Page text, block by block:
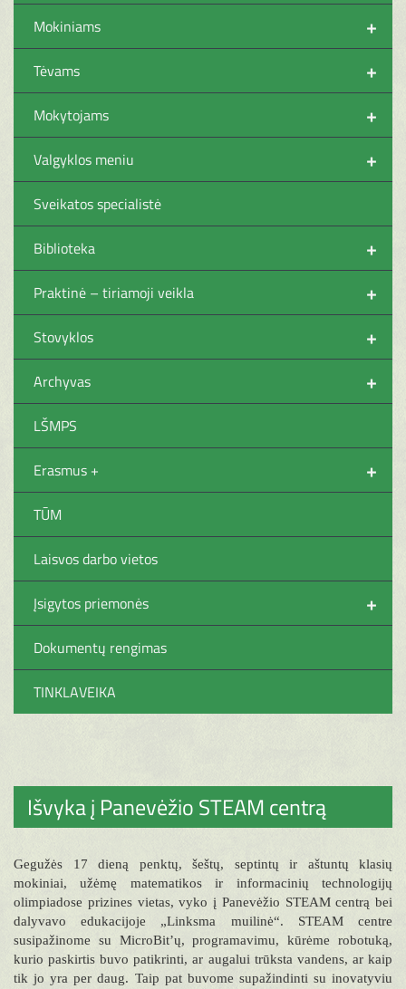
+
Mokiniams
+
Tėvams
+
Mokytojams
+
Valgyklos meniu
Sveikatos specialistė
+
Biblioteka
+
Praktinė – tiriamoji veikla
+
Stovyklos
+
Archyvas
LŠMPS
+
Erasmus +
TŪM
Laisvos darbo vietos
+
Įsigytos priemonės
Dokumentų rengimas
TINKLAVEIKA
Išvyka į Panevėžio STEAM centrą
Gegužės 17 dieną penktų, šeštų, septintų ir aštuntų klasių
mokiniai, užėmę matematikos ir informacinių technologijų
olimpiadose prizines vietas, vyko į Panevėžio STEAM centrą bei
dalyvavo edukacijoje „Linksma muilinė“. STEAM centre
susipažinome su MicroBit’ų, programavimu, kūrėme robotuką,
kurio paskirtis buvo patikrinti, ar augalui trūksta vandens, ar kaip
tik jo yra per daug. Taip pat buvome supažindinti su inovatyviu